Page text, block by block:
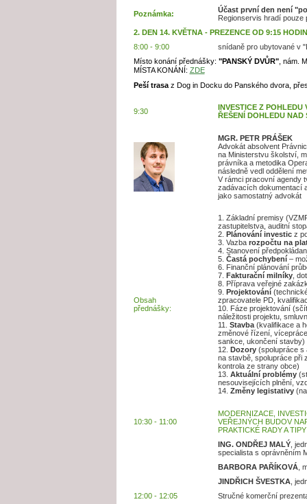
Poznámka:
Účast první den není
Regionservis hradí pouze
2. DEN 14. KVĚTNA - PREZENCE OD 9:15 HODIN
8:00 - 9:00
snídaně pro ubytované v
Místo konání přednášky: "PANSKÝ DVŮR", nám.
MÍSTA KONÁNÍ: ZDE
Peší trasa z Dog in Docku do Panského dvora,
9:30
INVESTICE Z
ŘEŠENÍ DOHLEDU NAD
MGR. PETR PRÁŠEK
Advokát absolvent
na Ministerstvu školství,
právníka a metodika
následně vedl oddělení
V rámci pracovní agendy
zadávacích dokumentací
jako samostatný advokát
Obsah
přednášky:
1. Základní premisy
zastupitelstva, auditní
2.
Plánování investicz
3. Vazba rozpočtu na
4. Stanovení
5. Častá pochybení–
6. Finanční plánování
7.
Fakturační milníky,
8. Příprava veřejné
9.
Projektování
zpracovatele PD,
10. Fáze projektování
náležitosti projektu,
11. Stavba (kvalifikace a
změnové řízení,
sankce, ukončení stavby)
12.
Dozory(spolupráce s
na stavbě, spolupráce při
kontrola ze strany obce)
13. Aktuální problémy
nesouvisejících plnění,
14. Změny legistativy
10:30 - 11:00
MODERNIZACE,
VEŘEJNÝCH BUDOV
PRAKTICKÉ RADY A
ING. ONDŘEJ MALÝ,
specialista s oprávněním
BARBORA PAŘÍKOVÁ,
JINDŘICH ŠVESTKA,
12:00 - 12:05
Stručné komerční